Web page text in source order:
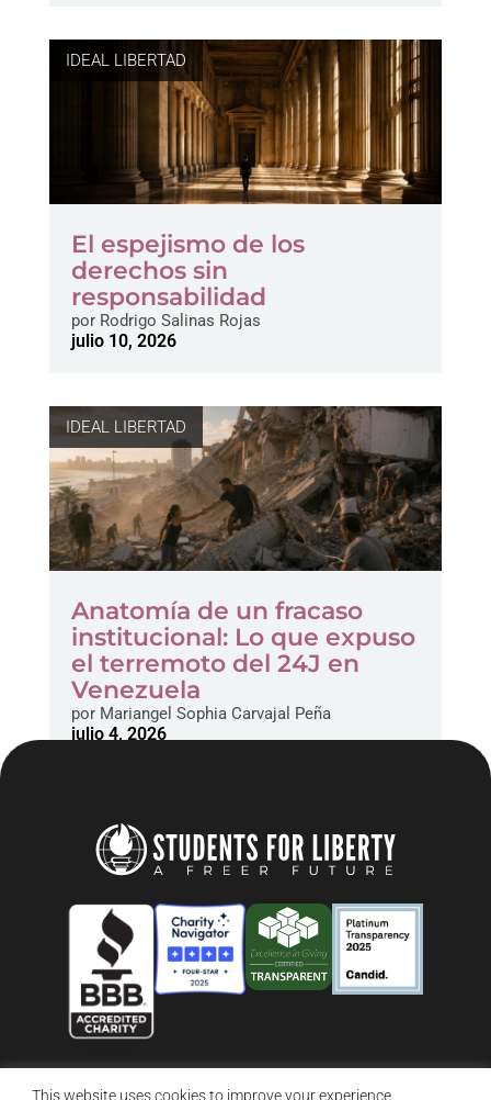
This website uses cookies to improve your experience.
IDEAL LIBERTAD
El espejismo de los
derechos sin
responsabilidad
porRodrigo Salinas Rojas
julio 10, 2026
IDEAL LIBERTAD
Anatomía de un fracaso
institucional: Lo que expuso
el terremoto del 24J en
Venezuela
porMariangel Sophia Carvajal Peña
julio 4, 2026
© 2026 Students For Liberty, All Rights Reserved